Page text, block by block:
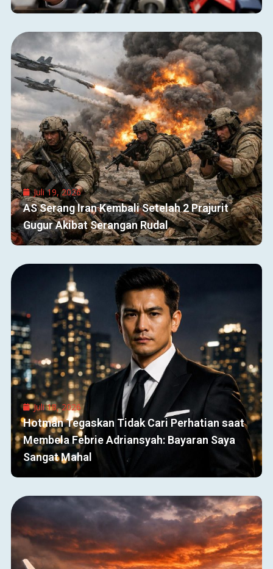
Juli 19, 2026
AS Serang Iran Kembali Setelah 2 Prajurit
Gugur Akibat Serangan Rudal
Juli 18, 2026
Hotman Tegaskan Tidak Cari Perhatian saat
Membela Febrie Adriansyah: Bayaran Saya
Sangat Mahal